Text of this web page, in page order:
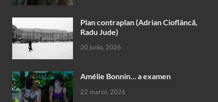
Plan contraplan (Adrian Cioflâncã,
Radu Jude)
20 junio, 2026
Amélie Bonnin… a examen
22 marzo, 2026